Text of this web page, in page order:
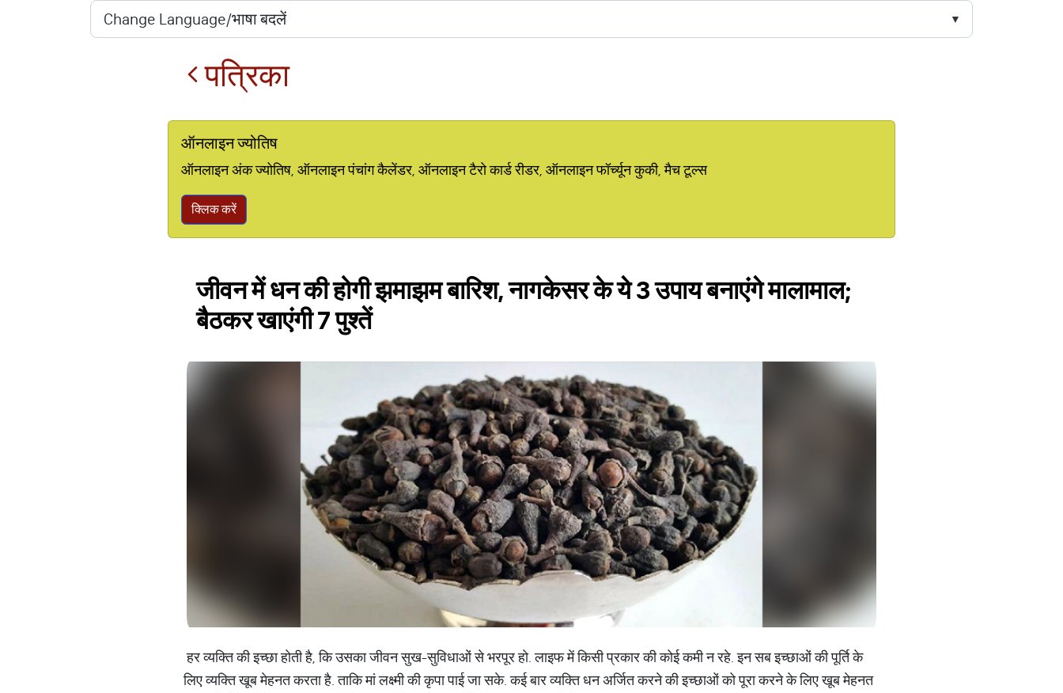
पत्रिका
ऑनलाइन ज्योतिष
ऑनलाइन अंक ज्योतिष, ऑनलाइन पंचांग कैलेंडर, ऑनलाइन टैरो कार्ड रीडर, ऑनलाइन फॉर्च्यून कुकी, मैच टूल्स
क्लिक करें
जीवन में धन की होगी झमाझम बारिश, नागकेसर के ये 3 उपाय बनाएंगे मालामाल;
बैठकर खाएंगी 7 पुश्तें
हर व्यक्ति की इच्छा होती है, कि उसका जीवन सुख-सुविधाओं से भरपूर हो. लाइफ में किसी प्रकार की कोई कमी न रहे. इन सब इच्छाओं की पूर्ति के
लिए व्यक्ति खूब मेहनत करता है. ताकि मां लक्ष्मी की कृपा पाई जा सके. कई बार व्यक्ति धन अर्जित करने की इच्छाओं को पूरा करने के लिए खूब मेहनत